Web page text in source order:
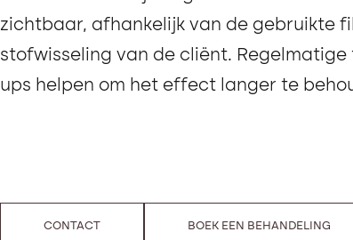
zichtbaar, afhankelijk van de gebruikte
stofwisseling van de cliënt. Regelmatige
ups helpen om het effect langer te
CONTACT BOEK EEN BEHANDELING